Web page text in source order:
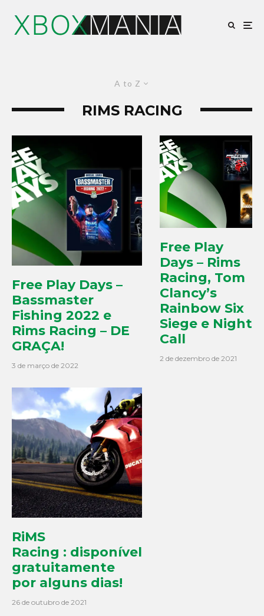
A to Z
RIMS RACING
Free Play Days –
Bassmaster
Fishing 2022 e
Rims Racing – DE
GRAÇA!
3 de março de 2022
RiMS
Racing : disponível
gratuitamente
por alguns dias!
26 de outubro de 2021
Free Play
Days – Rims
Racing, Tom
Clancy’s
Rainbow Six
Siege e Night
Call
2 de dezembro de 2021